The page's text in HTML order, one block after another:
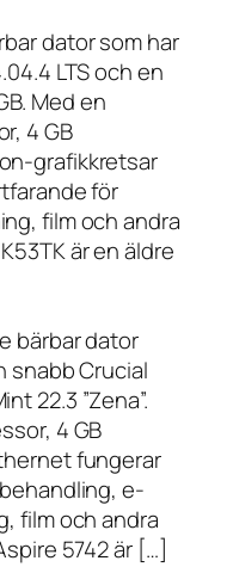
dator som har
LTS och en
Med en
4 GB
grafikkretsar
för
film och andra
är en äldre
bärbar dator
snabb Crucial
22.3 ”Zena”.
4 GB
fungerar
e-
film och andra
5742 är […]